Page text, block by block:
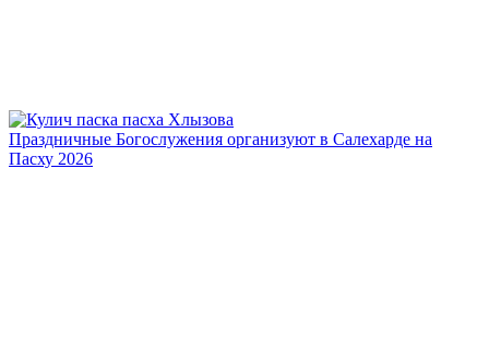
Праздничные Богослужения организуют в Салехарде на
Пасху 2026